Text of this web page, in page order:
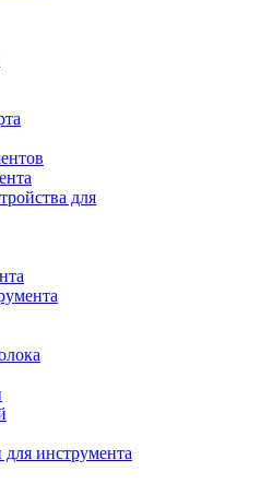
для
инструмента